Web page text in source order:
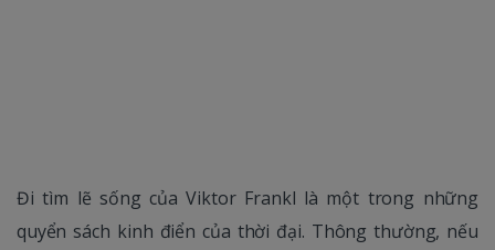
Đi tìm lẽ sống của Viktor Frankl là một trong những
quyển sách kinh điển của thời đại. Thông thường, nếu